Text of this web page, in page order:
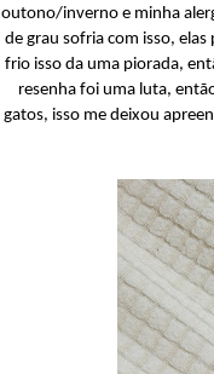
outono/inverno e minha
de grau sofria com isso,
frio isso da uma piorada,
resenha foi uma luta,
gatos, isso me deixou